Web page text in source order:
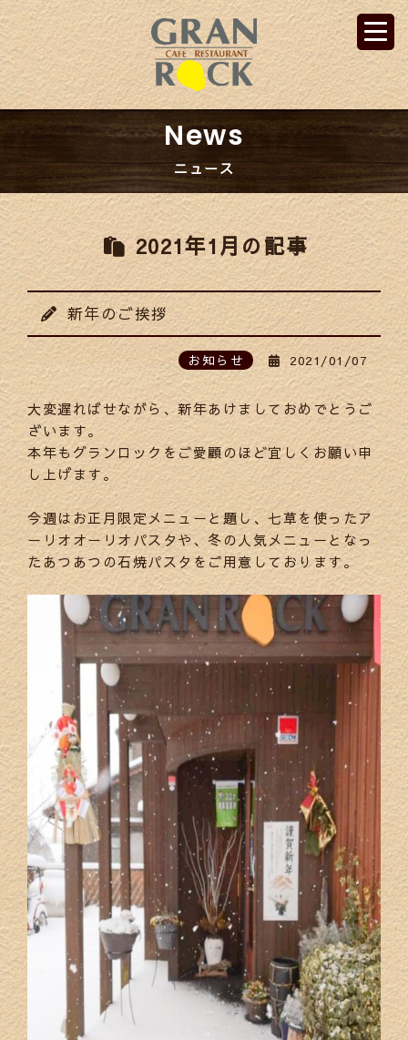
News
ニュース
2021年1月の記事
新年のご挨拶
お知らせ 2021/01/07
大変遅ればせながら、新年あけましておめでとうご
ざいます。
本年もグランロックをご愛顧のほど宜しくお願い申
し上げます。
今週はお正月限定メニューと題し、七草を使ったア
ーリオオーリオパスタや、冬の人気メニューとなっ
たあつあつの石焼パスタをご用意しております。